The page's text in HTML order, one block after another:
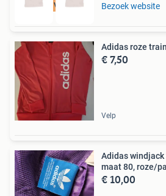
Tot 75% voordeel Bezoek website
Adidas roze
€ 7,50
Velp
Adidas
maat 80, roze/
€ 10,00